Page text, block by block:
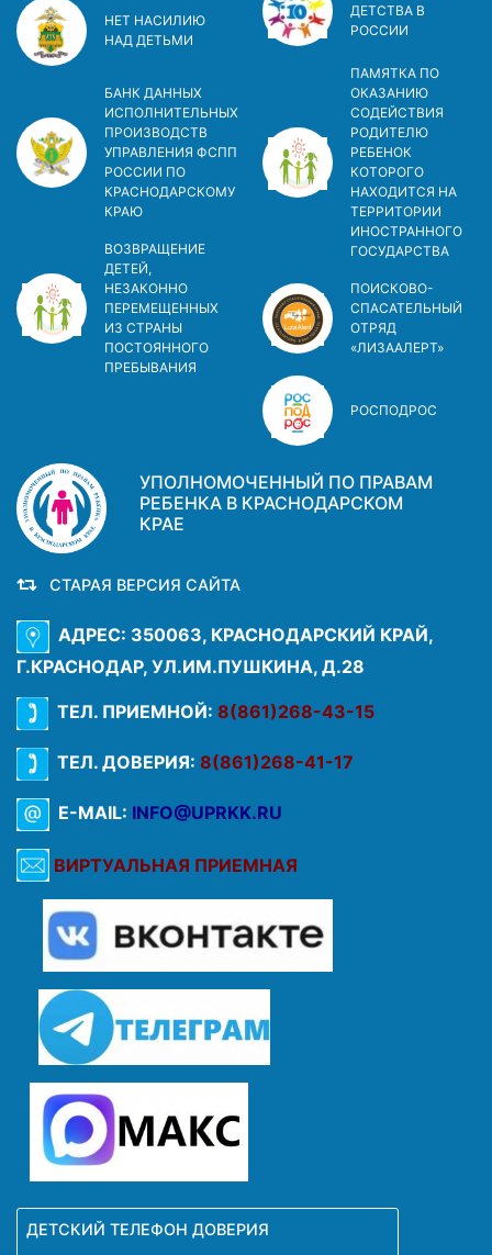
НЕТ НАСИЛИЮ
НАД ДЕТЬМИ
БАНК ДАННЫХ
ИСПОЛНИТЕЛЬНЫХ
ПРОИЗВОДСТВ
УПРАВЛЕНИЯ ФСПП
РОССИИ ПО
КРАСНОДАРСКОМУ
КРАЮ
ВОЗВРАЩЕНИЕ
ДЕТЕЙ,
НЕЗАКОННО
ПЕРЕМЕЩЕННЫХ
ИЗ СТРАНЫ
ПОСТОЯННОГО
ПРЕБЫВАНИЯ
ДЕТСТВА В
РОСCИИ
ПАМЯТКА ПО
ОКАЗАНИЮ
СОДЕЙСТВИЯ
РОДИТЕЛЮ
РЕБЕНОК
КОТОРОГО
НАХОДИТСЯ НА
ТЕРРИТОРИИ
ИНОСТРАННОГО
ГОСУДАРСТВА
ПОИСКОВО-
СПАСАТЕЛЬНЫЙ
ОТРЯД
«ЛИЗААЛЕРТ»
РОСПОДРОС
УПОЛНОМОЧЕННЫЙ ПО ПРАВАМ
РЕБЕНКА В КРАСНОДАРСКОМ
КРАЕ
СТАРАЯ ВЕРСИЯ САЙТА
АДРЕС: 350063, КРАСНОДАРСКИЙ КРАЙ,
Г.КРАСНОДАР, УЛ.ИМ.ПУШКИНА, Д.28
ТЕЛ. ПРИЕМНОЙ: 8(861)268-43-15
ТЕЛ. ДОВЕРИЯ: 8(861)268-41-17
E-MAIL: INFO@UPRKK.RU
ВИРТУАЛЬНАЯ ПРИЕМНАЯ
ДЕТСКИЙ ТЕЛЕФОН ДОВЕРИЯ